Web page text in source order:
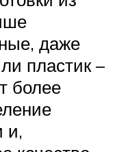
даже
пластик –
более
и,